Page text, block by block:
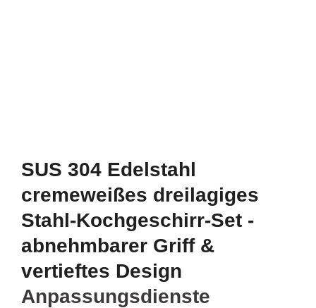
SUS 304 Edelstahl
cremeweißes dreilagiges
Stahl-Kochgeschirr-Set -
abnehmbarer Griff &
vertieftes Design
Anpassungsdienste